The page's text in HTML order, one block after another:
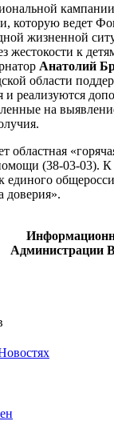
которую ведет
жизненной
жестокости к
Анатолий
области
реализуются
на
областная
(38-03-03). К
единого
доверия».
Администрации